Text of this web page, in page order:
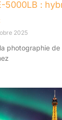
5000LB :
2025
photographie